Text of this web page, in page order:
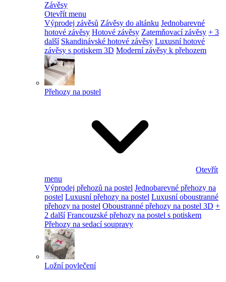
Závěsy
Otevřít menu
Výprodej závěsů Závěsy do altánku Jednobarevné
hotové závěsy Hotové závěsy Zatemňovací závěsy + 3
další Skandinávské hotové závěsy Luxusní hotové
závěsy s potiskem 3D Moderní závěsy k přehozem
Přehozy na postel
Otevřít
menu
Výprodej přehozů na postel Jednobarevné přehozy na
postel Luxusní přehozy na postel Luxusní oboustranné
přehozy na postel Oboustranné přehozy na postel 3D +
2 další Francouzské přehozy na postel s potiskem
Přehozy na sedací soupravy
Ložní povlečení